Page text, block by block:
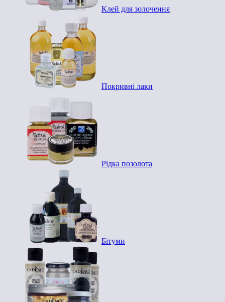
Клей для золочення
Покривні лаки
Рідка позолота
Бітуми